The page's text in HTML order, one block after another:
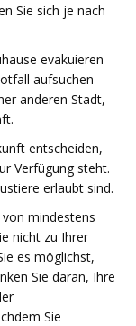
Sie sich je nach
evakuieren
aufsuchen
anderen Stadt,
entscheiden,
Verfügung steht.
erlaubt sind.
mindestens
nicht zu Ihrer
es möglichst,
Sie daran, Ihre
Sie